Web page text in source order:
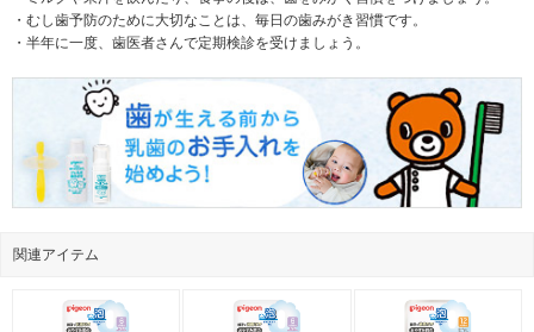
・むし歯予防のために大切なことは、毎日の歯みがき習慣です。
・半年に一度、歯医者さんで定期検診を受けましょう。
関連アイテム